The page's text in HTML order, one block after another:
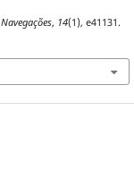
Navegações, 14(1), e41131.